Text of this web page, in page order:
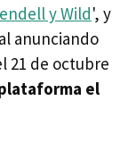
y Wild', y
anunciando
21 de octubre
el